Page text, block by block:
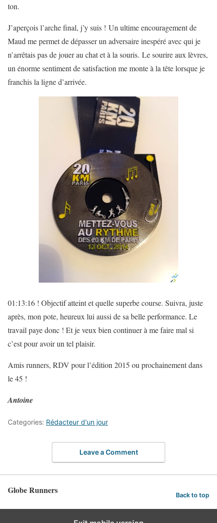
ton.
J’aperçois l’arche final, j’y suis ! Un ultime encouragement de
Maud me permet de dépasser un adversaire inespéré avec qui je
n’arrêtais pas de jouer au chat et à la souris. Le sourire aux lèvres,
un énorme sentiment de satisfaction me monte à la tête lorsque je
franchis la ligne d’arrivée.
01:13:16 ! Objectif atteint et quelle superbe course. Suivra, juste
après, mon pote, heureux lui aussi de sa belle performance. Le
travail paye donc ! Et je veux bien continuer à me faire mal si
c’est pour avoir un tel plaisir.
Amis runners, RDV pour l’édition 2015 ou prochainement dans
le 45 !
Antoine
Categories: Rédacteur d'un jour
Leave a Comment
Globe Runners Back to top